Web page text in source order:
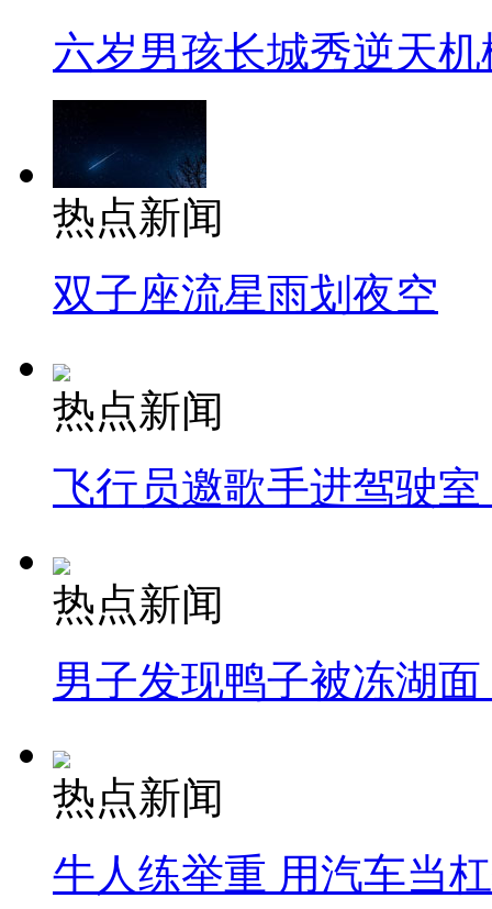
六岁男孩长城秀逆天机
热点新闻
双子座流星雨划夜空
热点新闻
飞行员邀歌手进驾驶
热点新闻
男子发现鸭子被冻湖
热点新闻
牛人练举重 用汽车当